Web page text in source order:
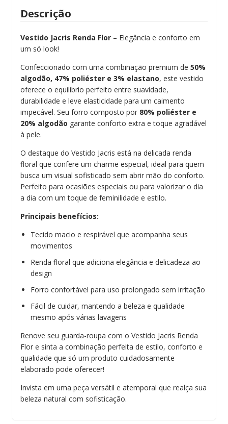
Descrição
Vestido Jacris Renda Flor – Elegância e conforto em
um só look!
Confeccionado com uma combinação premium de 50%
algodão, 47% poliéster e 3% elastano, este vestido
oferece o equilíbrio perfeito entre suavidade,
durabilidade e leve elasticidade para um caimento
impecável. Seu forro composto por 80% poliéster e
20% algodão garante conforto extra e toque agradável
à pele.
O destaque do Vestido Jacris está na delicada renda
floral que confere um charme especial, ideal para quem
busca um visual sofisticado sem abrir mão do conforto.
Perfeito para ocasiões especiais ou para valorizar o dia
a dia com um toque de feminilidade e estilo.
Principais benefícios:
Tecido macio e respirável que acompanha seus
movimentos
Renda floral que adiciona elegância e delicadeza ao
design
Forro confortável para uso prolongado sem irritação
Fácil de cuidar, mantendo a beleza e qualidade
mesmo após várias lavagens
Renove seu guarda-roupa com o Vestido Jacris Renda
Flor e sinta a combinação perfeita de estilo, conforto e
qualidade que só um produto cuidadosamente
elaborado pode oferecer!
Invista em uma peça versátil e atemporal que realça sua
beleza natural com sofisticação.